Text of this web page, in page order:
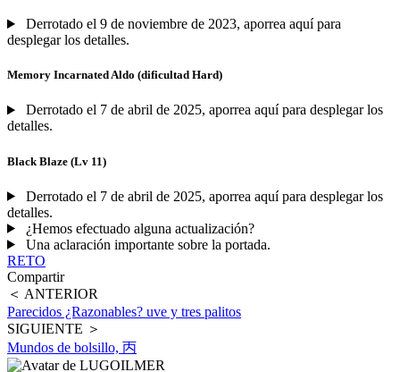
Derrotado el 9 de noviembre de 2023, aporrea aquí para
desplegar los detalles.
Memory Incarnated Aldo (dificultad Hard)
Derrotado el 7 de abril de 2025, aporrea aquí para desplegar los
detalles.
Black Blaze (Lv 11)
Derrotado el 7 de abril de 2025, aporrea aquí para desplegar los
detalles.
¿Hemos efectuado alguna actualización?
Una aclaración importante sobre la portada.
RETO
Compartir
＜ ANTERIOR
Parecidos ¿Razonables? uve y tres palitos
SIGUIENTE ＞
Mundos de bolsillo, 丙